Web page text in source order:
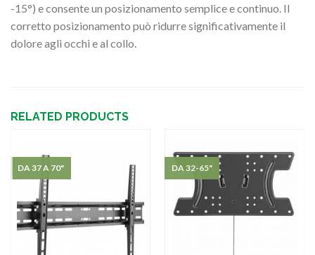
-15°) e consente un posizionamento semplice e continuo. Il
corretto posizionamento può ridurre significativamente il
dolore agli occhi e al collo.
RELATED PRODUCTS
DA 37 A 70" DA 32-65"